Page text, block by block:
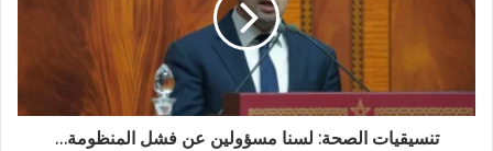
تنسيقيات الصحة: لسنا مسؤولين عن فشل المنظومة…